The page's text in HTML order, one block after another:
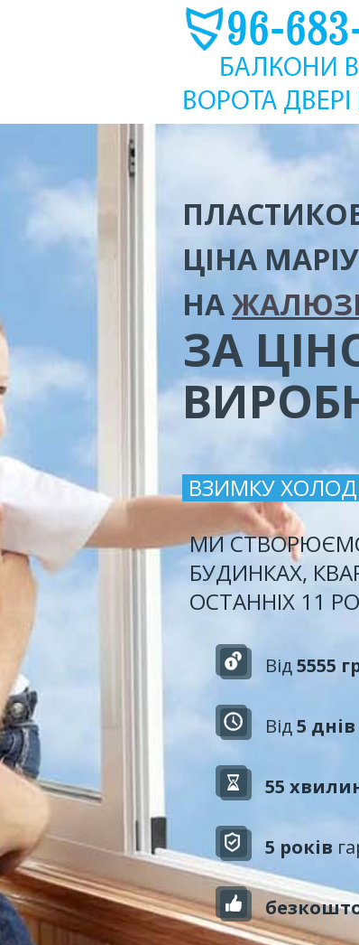
ЦІНА
НАЖАЛЮЗІ
ЗА
ВЗИМКУ
МИ
БУДИНКАХ,
ОСТАННІХ 11
Від5555
Від5 днів
55
5 років